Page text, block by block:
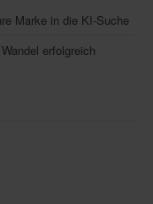
Marke in die KI-Suche
erfolgreich